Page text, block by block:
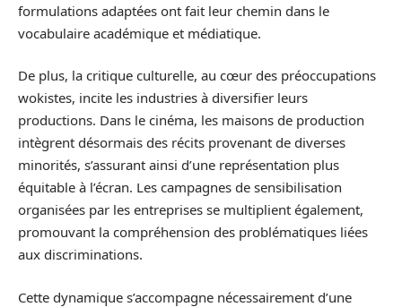
formulations adaptées ont fait leur chemin dans le
vocabulaire académique et médiatique.
De plus, la critique culturelle, au cœur des préoccupations
wokistes, incite les industries à diversifier leurs
productions. Dans le cinéma, les maisons de production
intègrent désormais des récits provenant de diverses
minorités, s’assurant ainsi d’une représentation plus
équitable à l’écran. Les campagnes de sensibilisation
organisées par les entreprises se multiplient également,
promouvant la compréhension des problématiques liées
aux discriminations.
Cette dynamique s’accompagne nécessairement d’une